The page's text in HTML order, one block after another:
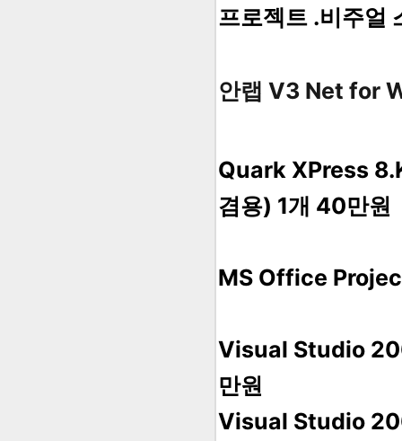
프로젝트 .비주얼
안랩 V3 Net for
Quark XPress
겸용) 1개 40만원
MS Office
Visual Studio
만원
Visual Studio